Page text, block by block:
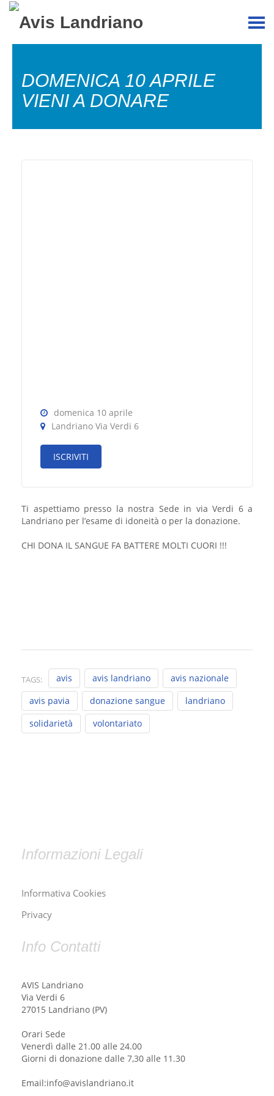
DOMENICA 10 APRILE
VIENI A DONARE
domenica 10 aprile
Landriano Via Verdi 6
ISCRIVITI
Ti aspettiamo presso la nostra Sede in via Verdi 6 a
Landriano per l’esame di idoneità o per la donazione.
CHI DONA IL SANGUE FA BATTERE MOLTI CUORI !!!
TAGS: avis avis landriano
avis nazionale
avis pavia
donazione sangue
landriano
solidarietà
volontariato
Informazioni Legali
Informativa Cookies
Privacy
Info Contatti
AVIS Landriano
Via Verdi 6
27015 Landriano (PV)
Orari Sede
Venerdì dalle 21.00 alle 24.00
Giorni di donazione dalle 7,30 alle 11.30
Email:info@avislandriano.it